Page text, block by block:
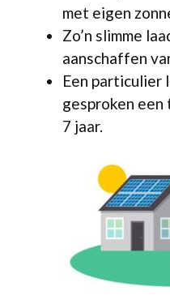
met eigen
Zo’n slimme
aanschaffen
Een particulier
gesproken een
7 jaar.